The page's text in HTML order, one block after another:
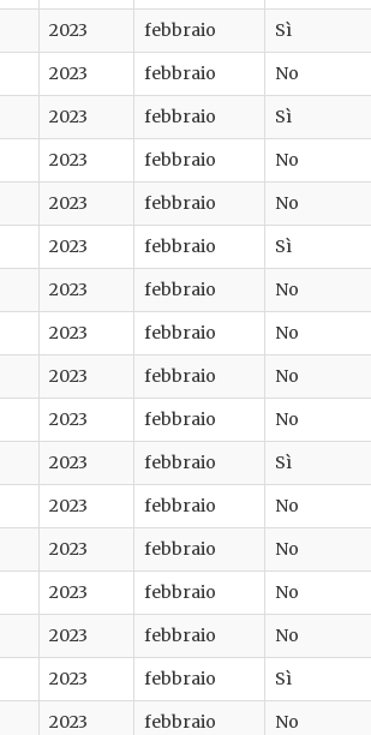
2023 febbraio Sì
2023 febbraio No
2023 febbraio Sì
2023 febbraio No
2023 febbraio No
2023 febbraio Sì
2023 febbraio No
2023 febbraio No
2023 febbraio No
2023 febbraio No
2023 febbraio Sì
2023 febbraio No
2023 febbraio No
2023 febbraio No
2023 febbraio No
2023 febbraio Sì
2023 febbraio No